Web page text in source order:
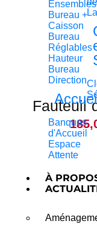
Ensembles
Bureau +
Caisson
Bureau
Réglables
Hauteur
Bureau
Direction
Banques
d'Accueil
Espace
Attente
À
Fauteuil